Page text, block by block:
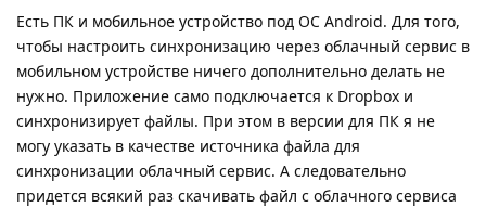
Есть ПК и мобильное устройство под ОС Android. Для того,
чтобы настроить синхронизацию через облачный сервис в
мобильном устройстве ничего дополнительно делать не
нужно. Приложение само подключается к Dropbox и
синхронизирует файлы. При этом в версии для ПК я не
могу указать в качестве источника файла для
синхронизации облачный сервис. А следовательно
придется всякий раз скачивать файл с облачного сервиса